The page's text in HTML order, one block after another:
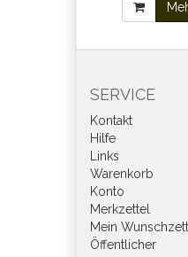
SERVICE
Kontakt
Hilfe
Links
Warenkorb
Konto
Merkzettel
Mein
Öffentlicher